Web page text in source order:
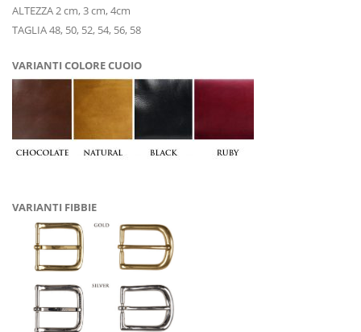
ALTEZZA 2 cm, 3 cm, 4cm
TAGLIA 48, 50, 52, 54, 56, 58
VARIANTI COLORE CUOIO
VARIANTI FIBBIE